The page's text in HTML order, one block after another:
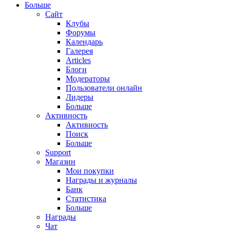
Больше
Сайт
Клубы
Форумы
Календарь
Галерея
Articles
Блоги
Модераторы
Пользователи онлайн
Лидеры
Больше
Активность
Активность
Поиск
Больше
Support
Магазин
Мои покупки
Награды и журналы
Банк
Статистика
Больше
Награды
Чат